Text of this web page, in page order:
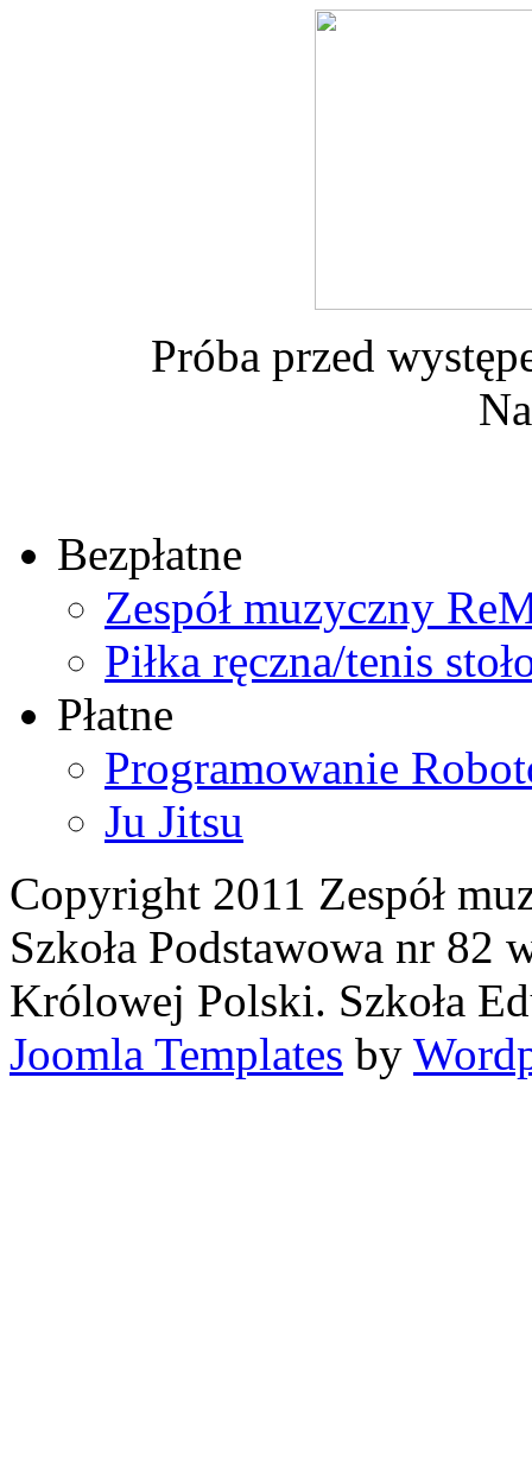
Próba przed
Bezpłatne
Zespół muzyczny
Piłka ręczna/tenis
Płatne
Programowanie
Ju Jitsu
Copyright 2011 Zespół
Szkoła Podstawowa nr
Królowej Polski. Szkoła
Joomla Templates by